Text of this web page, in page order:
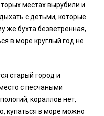
местах вырубили и
с детьми, которые
же бухта безветренная,
в море круглый год не
старый город и
с песчаными
кораллов нет,
купаться в море можно